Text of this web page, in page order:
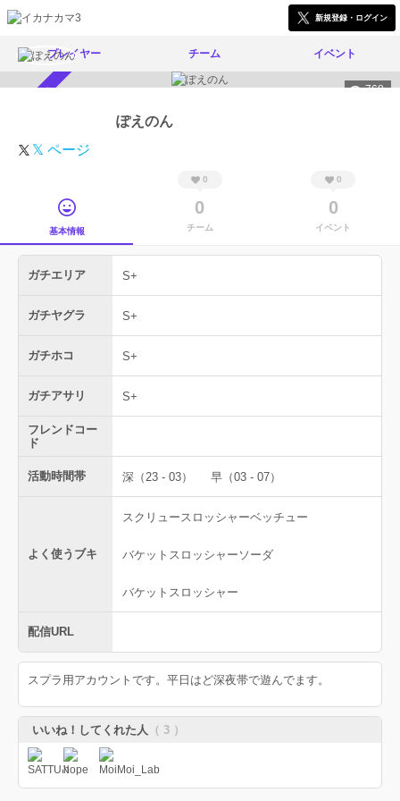
新規登録・ログイン
プレイヤー チーム イベント
768
ぽえのん
𝕏 ページ
基本情報
0
0
チーム
0
0
イベント
ガチエリア S+
ガチヤグラ S+
ガチホコ S+
ガチアサリ S+
フレンドコー
ド
活動時間帯 深（23 - 03） 早（03 - 07）
よく使うブキ
スクリュースロッシャーベッチュー
バケットスロッシャーソーダ
バケットスロッシャー
配信URL
スプラ用アカウントです。平日はど深夜帯で遊んでます。
いいね！してくれた人 （ 3 ）